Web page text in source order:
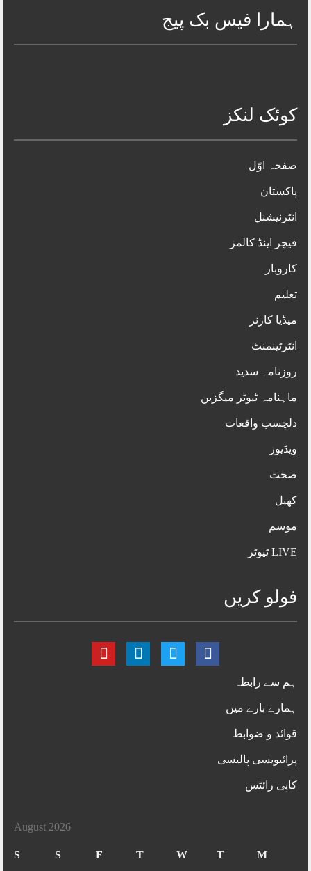
ہمارا فیس بک پیج
کوئک لنکز
صفحہ اوّل
پاکستان
انٹرنیشنل
فیچر اینڈ کالمز
کاروبار
تعلیم
میڈیا کارنر
انٹرٹینمنٹ
روزنامہ سدید
ماہنامہ ٹیوٹر میگزین
دلچسب واقعات
ویڈیوز
صحت
کھیل
موسم
LIVE ٹیوٹر
فولو کریں
ہم سے رابطہ
ہمارے بارے میں
قوائد و ضوابط
پرائیویسی پالیسی
کاپی رائٹس
August 2026
M
T
W
T
F
S
S